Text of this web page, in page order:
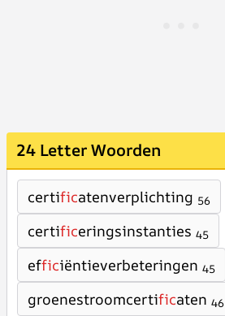
24 Letter Woorden
certificatenverplichting 56
certificeringsinstanties 45
efficiëntieverbeteringen 45
groenestroomcertificaten 46